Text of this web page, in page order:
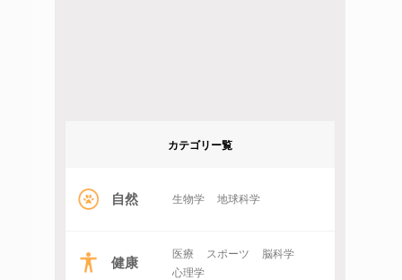
カテゴリー覧
自然 生物学 地球科学
健康 医療 スポーツ
脳科学
心理学